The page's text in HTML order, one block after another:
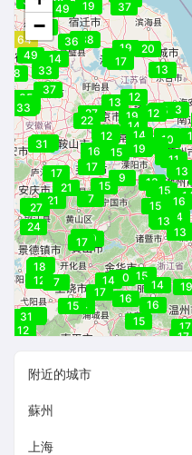
29
16
19
32
22
15
19
47
15
64
14
29
14
17
14
21
15
36
21
15
13
16
17
10
16
12
34
16
13
27
17
37
31
17
16
15
49
33 13
15
19
50
14
19
20
13
13
12
18
24
14
38
14
14
19
17
11
49
16
12
33
16
16
31
16
12
18
20
7
33
19
27
13
19
19
36
15
62
17
27
15
12
13
36
14
14
17
10
17
15
37
15
13
22
32
19
13
9
14
35
14
12
15
17
7
−
附近的城市
蘇州
上海